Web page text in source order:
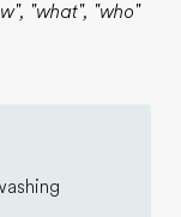
"what", "who"